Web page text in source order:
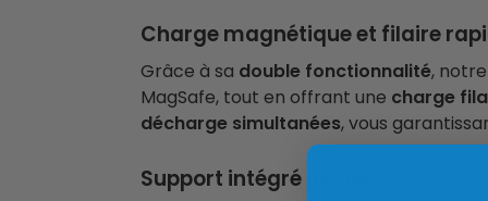
Charge magnétique et filaire
Grâce à sa double fonctionnalité,
MagSafe, tout en offrant une charge
décharge simultanées, vous
Support intégré pliable